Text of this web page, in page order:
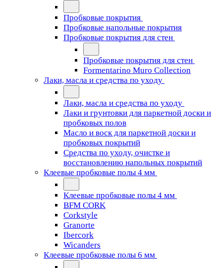
Пробковые покрытия
Пробковые напольные покрытия
Пробковые покрытия для стен
Пробковые покрытия для стен
Formentarino Muro Collection
Лаки, масла и средства по уходу
Лаки, масла и средства по уходу
Лаки и грунтовки для паркетной доски и
пробковых полов
Масло и воск для паркетной доски и
пробковых покрытий
Средства по уходу, очистке и
восстановлению напольных покрытий
Клеевые пробковые полы 4 мм
Клеевые пробковые полы 4 мм
BFM CORK
Corkstyle
Granorte
Ibercork
Wicanders
Клеевые пробковые полы 6 мм